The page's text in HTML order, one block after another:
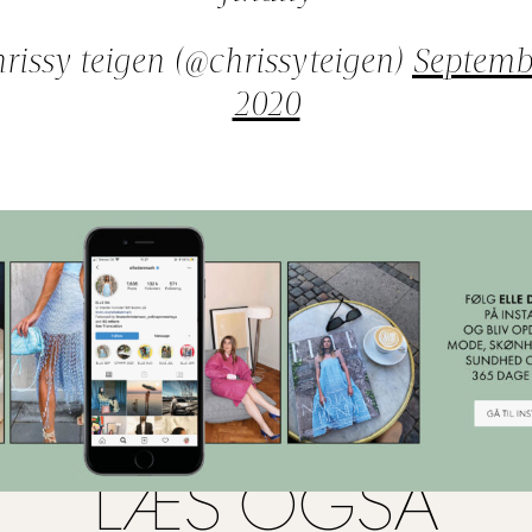
teigen (@chrissyteigen)
2020
LÆS OGSÅ